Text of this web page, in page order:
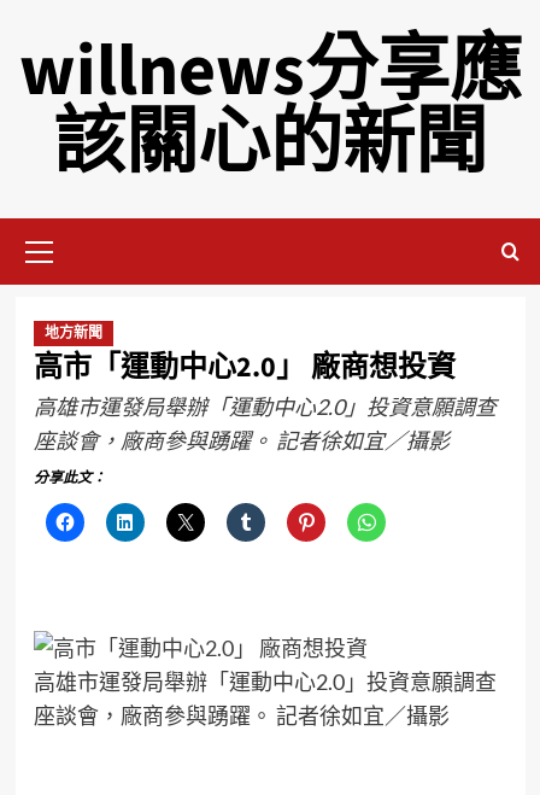
willnews分享應
該關心的新聞
地方新聞
高市「運動中心2.0」 廠商想投資
高雄市運發局舉辦「運動中心2.0」投資意願調查
座談會，廠商參與踴躍。 記者徐如宜／攝影
分享此文：
高雄市運發局舉辦「運動中心2.0」投資意願調查
座談會，廠商參與踴躍。 記者徐如宜／攝影